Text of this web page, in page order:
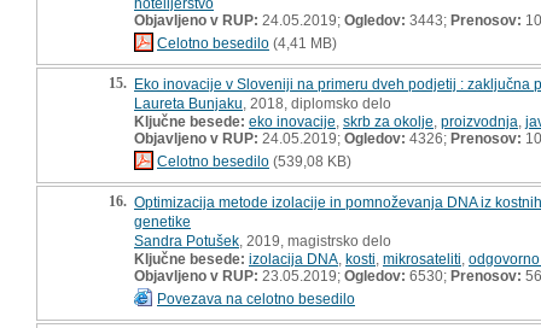
Objavljeno v RUP: 24.05.2019; Ogledov: 3443; Prenosov:
Celotno besedilo (4,41 MB)
15. Eko inovacije v Sloveniji na primeru dveh podjetij : zaključna
Laureta Bunjaku , 2018, diplomsko delo
Ključne besede: eko inovacije skrb za okolje proizvodnja
Objavljeno v RUP: 24.05.2019; Ogledov: 4326; Prenosov:
Celotno besedilo (539,08 KB)
16. Optimizacija metode izolacije in pomnoževanja DNA iz
genetike
Sandra Potušek , 2019, magistrsko delo
Ključne besede: izolacija DNA kosti mikrosateliti
Objavljeno v RUP: 23.05.2019; Ogledov: 6530; Prenosov: 56
Povezava na celotno besedilo